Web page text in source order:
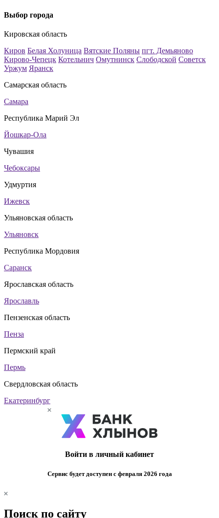
Выбор города
Кировская область
Киров Белая Холуница Вятские Поляны пгт. Демьяново
Кирово-Чепецк Котельнич Омутнинск Слободской Советск
Уржум Яранск
Самарская область
Самара
Республика Марий Эл
Йошкар-Ола
Чувашия
Чебоксары
Удмуртия
Ижевск
Ульяновская область
Ульяновск
Республика Мордовия
Саранск
Ярославская область
Ярославль
Пензенская область
Пенза
Пермский край
Пермь
Свердловская область
Екатеринбург
Войти в личный кабинет
Сервис будет доступен с февраля 2026 года
Поиск по сайту